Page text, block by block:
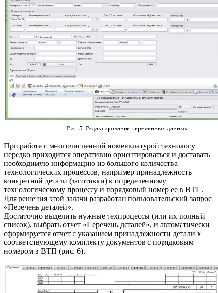
Рис. 5. Редактирование переменных данных
При работе с многочисленной номенклатурой технологу
нередко приходится оперативно ориентироваться и доставать
необходимую информацию из большого количества
технологических процессов, например принадлежность
конкретной детали (заготовки) к определенному
технологическому процессу и порядковый номер ее в ВТП.
Для решения этой задачи разработан пользовательский запрос
«Перечень деталей».
Достаточно выделить нужные техпроцессы (или их полный
список), выбрать отчет «Перечень деталей», и автоматически
сформируется отчет с указанием принадлежности детали к
соответствующему комплекту документов с порядковым
номером в ВТП (рис. 6).